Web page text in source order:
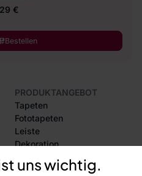
uns wichtig.
€
Bestellen
PRODUKTANGEBOT
Tapeten
Fototapeten
Leiste
Dekoration
Selbstklebende Folien
Zubehör